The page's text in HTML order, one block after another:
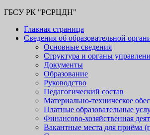
ГБСУ РК "РСРЦДН"
Главная страница
Сведения об образовательной
Основные сведения
Структура и органы
Документы
Образование
Руководство
Педагогический состав
Материально-техническое
Платные образовательные
Финансово-хозяйственная
Вакантные места для приёма